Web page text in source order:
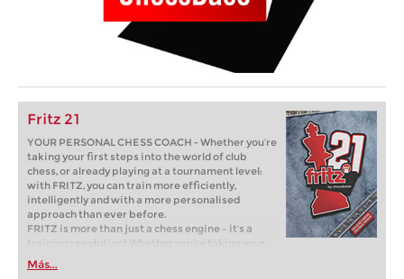
Fritz 21
YOUR PERSONAL CHESS COACH - Whether you’re
taking your first steps into the world of club
chess, or already playing at a tournament level:
with FRITZ, you can train more efficiently,
intelligently and with a more personalised
approach than ever before.
FRITZ is more than just a chess engine – it’s a
training revolution! Whether you’re taking your
first steps into the world of club chess, or already
playing at a tournament level: with FRITZ, you can
Más...